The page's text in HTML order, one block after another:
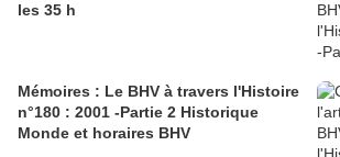
les 35 h
Mémoires : Le BHV à travers l'Histoire
n°180 : 2001 -Partie 2 Historique
Monde et horaires BHV